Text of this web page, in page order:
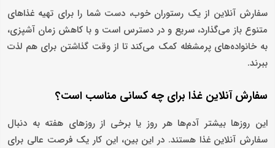
سفارش آنلاین از یک رستوران خوب، دست شما را برای تهیه غذاهای
متنوع باز می‌گذارد، سریع و در دسترس است و با کاهش زمان آشپزی،
به خانواده‌های پرمشغله کمک می‌کند تا از وقت‌ گذاشتن برای هم لذت
ببرند.
سفارش آنلاین غذا برای چه کسانی مناسب است؟
این روزها بیشتر آدم‌ها هر روز یا برخی از روزهای هفته به دنبال
سفارش آنلاین غذا هستند. در این بین، این کار یک فرصت عالی برای